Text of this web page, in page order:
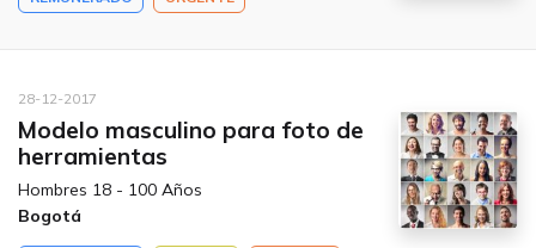
28-12-2017
Modelo masculino para foto de
herramientas
Hombres 18 - 100 Años
Bogotá